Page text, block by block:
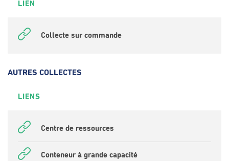
LIEN
Collecte sur commande
AUTRES COLLECTES
LIENS
Centre de ressources
Conteneur à grande capacité